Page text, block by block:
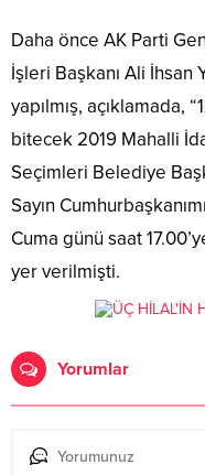
Daha önce AK Parti
İşleri Başkanı Ali İhsan
yapılmış, açıklamada,
bitecek 2019 Mahalli
Seçimleri Belediye
Sayın
Cuma günü saat
yer verilmişti.
Yorumlar